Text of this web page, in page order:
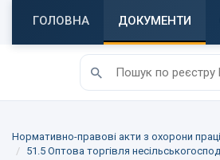
ГОЛОВНА ДОКУМЕНТИ
Нормативно-правові акти з охорони
51.5 Оптова торгівля